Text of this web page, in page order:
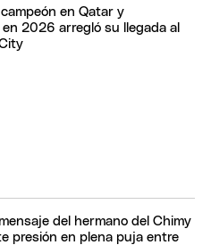
en Qatar y
2026 arregló su llegada al
del hermano del Chimy
presión en plena puja entre